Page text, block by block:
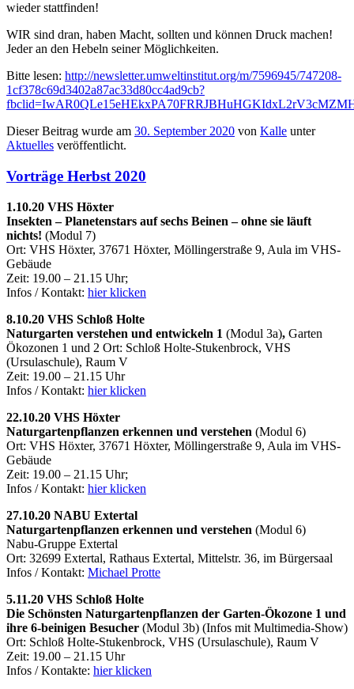
wieder stattfinden!
WIR sind dran, haben Macht, sollten und können Druck machen!
Jeder an den Hebeln seiner Möglichkeiten.
Bitte lesen: http://newsletter.umweltinstitut.org/m/7596945/747208-
1cf378c69d3402a87ac33d80cc4ad9cb?
Dieser Beitrag wurde am 30. September 2020 von Kalle unter
Aktuelles veröffentlicht.
Vorträge Herbst 2020
1.10.20 VHS Höxter
Insekten – Planetenstars auf sechs Beinen – ohne sie läuft
nichts! (Modul 7)
Ort: VHS Höxter, 37671 Höxter, Möllingerstraße 9, Aula im VHS-
Gebäude
Zeit: 19.00 – 21.15 Uhr;
Infos / Kontakt: hier klicken
8.10.20 VHS Schloß Holte
Naturgarten verstehen und entwickeln 1 (Modul 3a), Garten
Ökozonen 1 und 2 Ort: Schloß Holte-Stukenbrock, VHS
(Ursulaschule), Raum V
Zeit: 19.00 – 21.15 Uhr
Infos / Kontakt: hier klicken
22.10.20 VHS Höxter
Naturgartenpflanzen erkennen und verstehen (Modul 6)
Ort: VHS Höxter, 37671 Höxter, Möllingerstraße 9, Aula im VHS-
Gebäude
Zeit: 19.00 – 21.15 Uhr;
Infos / Kontakt: hier klicken
27.10.20 NABU Extertal
Naturgartenpflanzen erkennen und verstehen (Modul 6)
Nabu-Gruppe Extertal
Ort: 32699 Extertal, Rathaus Extertal, Mittelstr. 36, im Bürgersaal
Infos / Kontakt: Michael Protte
5.11.20 VHS Schloß Holte
Die Schönsten Naturgartenpflanzen der Garten-Ökozone 1 und
ihre 6-beinigen Besucher (Modul 3b) (Infos mit Multimedia-Show)
Ort: Schloß Holte-Stukenbrock, VHS (Ursulaschule), Raum V
Zeit: 19.00 – 21.15 Uhr
Infos / Kontakte: hier klicken